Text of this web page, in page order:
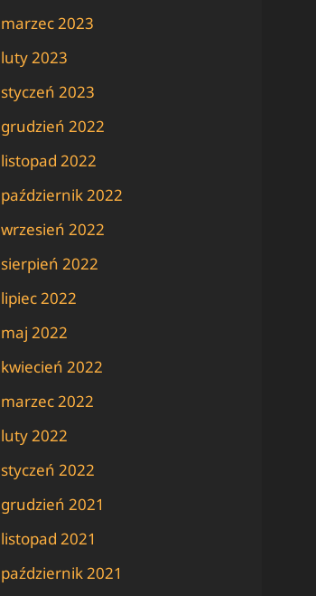
marzec 2023
luty 2023
styczeń 2023
grudzień 2022
listopad 2022
październik 2022
wrzesień 2022
sierpień 2022
lipiec 2022
maj 2022
kwiecień 2022
marzec 2022
luty 2022
styczeń 2022
grudzień 2021
listopad 2021
październik 2021